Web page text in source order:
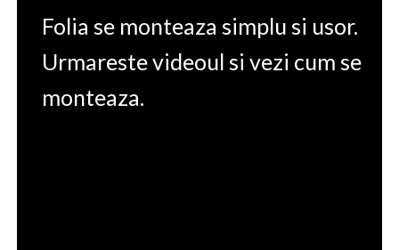
Folia se monteaza simplu si usor.
Urmareste videoul si vezi cum se
monteaza.